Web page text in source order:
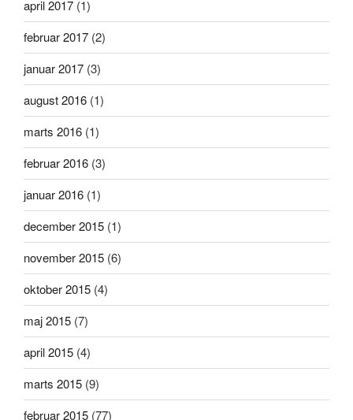
april 2017 (1)
februar 2017 (2)
januar 2017 (3)
august 2016 (1)
marts 2016 (1)
februar 2016 (3)
januar 2016 (1)
december 2015 (1)
november 2015 (6)
oktober 2015 (4)
maj 2015 (7)
april 2015 (4)
marts 2015 (9)
februar 2015 (77)